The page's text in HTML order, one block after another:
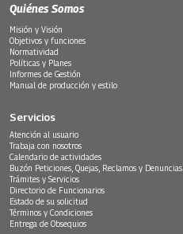
Quiénes Somos
Misión y Visión
Objetivos y funciones
Normatividad
Políticas y Planes
Informes de Gestión
Manual de producción y estilo
Servicios
Atención al usuario
Trabaja con nosotros
Calendario de actividades
Buzón Peticiones, Quejas, Reclamos y Denuncias
Trámites y Servicios
Directorio de Funcionarios
Estado de su solicitud
Términos y Condiciones
Entrega de Obsequios